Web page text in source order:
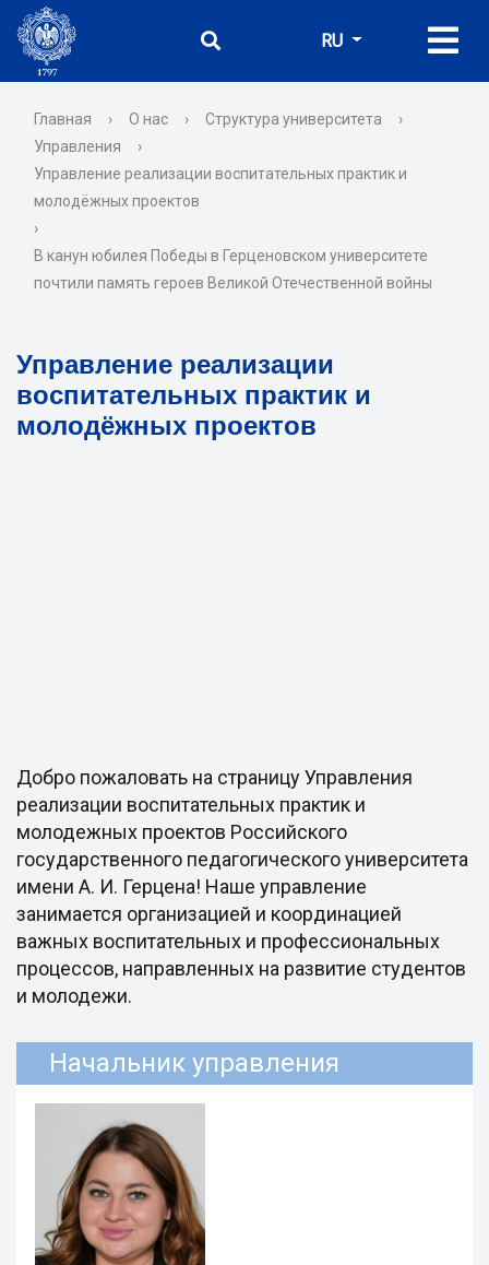
RU
Главная › О нас › Структура университета
›
Управления
›
Управление реализации воспитательных практик и
молодёжных проектов
›
В канун юбилея Победы в Герценовском университете
почтили память героев Великой Отечественной войны
Управление реализации
воспитательных практик и
молодёжных проектов
Добро пожаловать на страницу Управления
реализации воспитательных практик и
молодежных проектов Российского
государственного педагогического университета
имени А. И. Герцена! Наше управление
занимается организацией и координацией
важных воспитательных и профессиональных
процессов, направленных на развитие студентов
и молодежи.
Начальник управления